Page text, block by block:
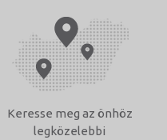
Keresse meg az önhöz
legközelebbi